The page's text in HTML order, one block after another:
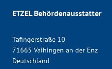
ETZEL Behördenausstatter
Tafingerstraße 10
71665 Vaihingen an der Enz
Deutschland